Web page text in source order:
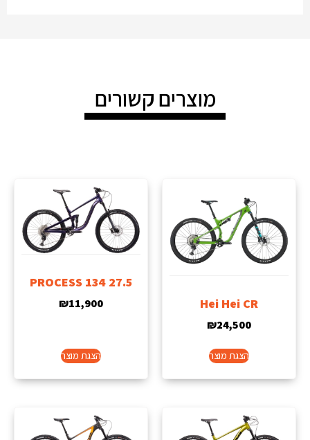
מוצרים קשורים
Hei Hei CR
₪24,500
הצגת מוצר
PROCESS 134 27.5
₪11,900
הצגת מוצר